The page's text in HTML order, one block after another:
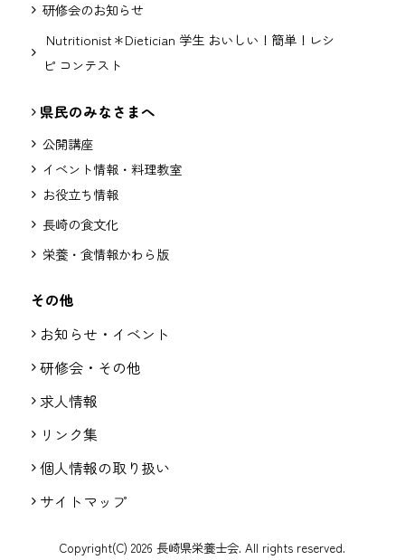
研修会のお知らせ
Nutritionist＊Dietician 学生 おいしい！簡単！レシ
ピ コンテスト
県民のみなさまへ
公開講座
イベント情報・料理教室
お役立ち情報
長崎の食文化
栄養・食情報かわら版
その他
お知らせ・イベント
研修会・その他
求人情報
リンク集
個人情報の取り扱い
サイトマップ
Copyright(C) 2026 長崎県栄養士会. All rights reserved.